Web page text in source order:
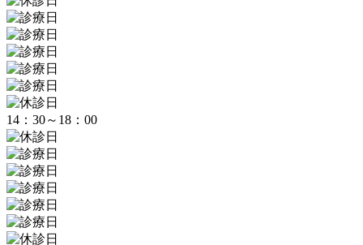
14：30～18：00